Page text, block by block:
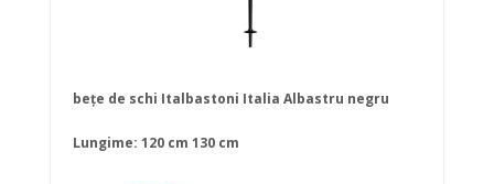
bețe de schi Italbastoni Italia Albastru negru
Lungime: 120 cm 130 cm